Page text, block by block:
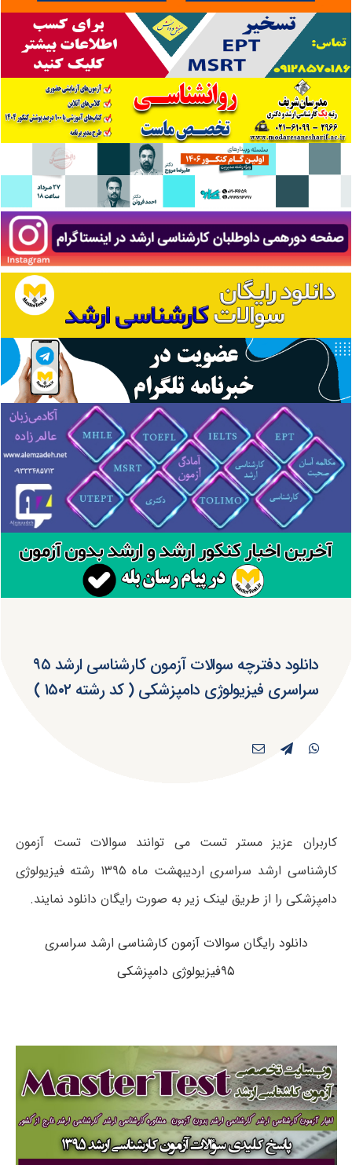
دانلود دفترچه سوالات آزمون کارشناسی ارشد ۹۵
سراسری فیزیولوژی دامپزشکی ( کد رشته ۱۵۰۲ )
کاربران عزیز مستر تست می توانند سوالات تست آزمون
کارشناسی ارشد سراسری اردیبهشت ماه ۱۳۹۵ رشته فیزیولوژی
دامپزشکی را از طریق لینک زیر به صورت رایگان دانلود نمایند.
دانلود رایگان سوالات آزمون کارشناسی ارشد سراسری
۹۵فیزیولوژی دامپزشکی